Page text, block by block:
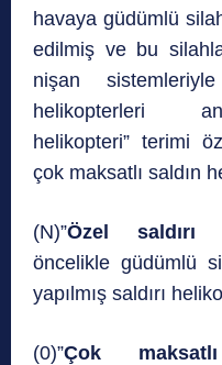
havaya güdümlü
edilmiş ve bu
nişan
helikopterleri
helikopteri” terimi
çok maksatlı saldın
(N)”Özel saldırı
öncelikle güdümlü
yapılmış saldırı
(0)”Çok